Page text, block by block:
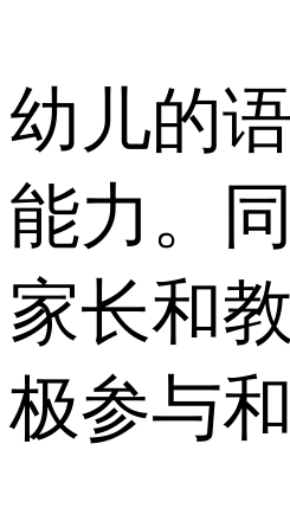
幼儿的
能力。
家长和
极参与